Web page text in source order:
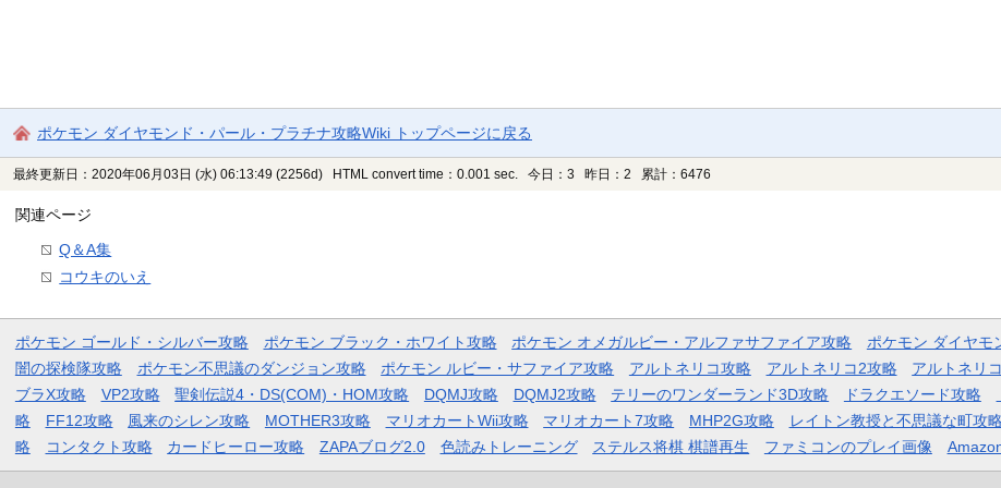
ポケモン ダイヤモンド・パール・プラチナ攻略Wiki トップページに戻る
最終更新日：2020年06月03日 (水) 06:13:49 (2256d) HTML convert time：0.001 sec. 今日：3 昨日：2 累計：6476
関連ページ
Q＆A集
コウキのいえ
ポケモン ゴールド・シルバー攻略 ポケモン ブラック・ホワイト攻略 ポケモン オメガルビー・アルファサファイア攻略 ポケモン ダイヤモ
闇の探検隊攻略
ポケモン不思議のダンジョン攻略 ポケモン ルビー・サファイア攻略 アルトネリコ攻略 アルトネリコ2攻略 アルトネリ
ブラX攻略
VP2攻略 聖剣伝説4・DS(COM)・HOM攻略 DQMJ攻略 DQMJ2攻略 テリーのワンダーランド3D攻略 ドラクエソード攻略
略
FF12攻略 風来のシレン攻略 MOTHER3攻略 マリオカートWii攻略 マリオカート7攻略 MHP2G攻略 レイトン教授と不思議な町攻
略
コンタクト攻略 カードヒーロー攻略 ZAPAブログ2.0 色読みトレーニング ステルス将棋 棋譜再生 ファミコンのプレイ画像